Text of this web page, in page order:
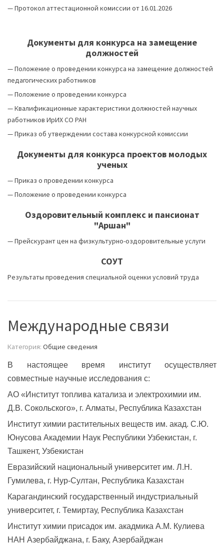
— Протокол аттестационной комиссии от 16.01.2026
Документы для конкурса на замещение
должностей
—Положение о проведении конкурса на замещение должностей
педагогических работников
— Положение о проведении конкурса
— Квалификационные характеристики должностей научных
работников ИрИХ СО РАН
— Приказ об утверждении состава конкурсной комиссии
Документы для конкурса проектов молодых
ученых
—Приказ о проведении конкурса
—Положение о проведении конкурса
Оздоровительный комплекс и пансионат
"Аршан"
—Прейскурант цен на физкультурно-оздоровительные услуги
СОУТ
Результаты проведения специальной оценки условий труда
Международные связи
Категория: Общие сведения
В настоящее время институт осуществляет
совместные научные исследования с:
АО «Институт топлива катализа и электрохимии им.
Д.В. Сокольского», г. Алматы, Республика Казахстан
Институт химии растительных веществ им. акад. С.Ю.
Юнусова Академии Наук Республики Узбекистан, г.
Ташкент, Узбекистан
Евразийский национальный университет им. Л.Н.
Гумилева, г. Нур-Султан, Республика Казахстан
Карагандинский государственный индустриальный
университет, г. Темиртау, Республика Казахстан
Институт химии присадок им. акадмика А.М. Кулиева
НАН Азербайджана, г. Баку, Азербайджан